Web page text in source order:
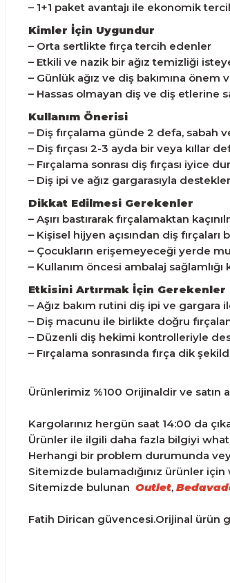
– 1+1 paket avantajı ile ekonomik
Kimler İçin Uygundur
– Orta sertlikte fırça tercih edenler
– Etkili ve nazik bir ağız temizliği
– Günlük ağız ve diş bakımına önem
– Hassas olmayan diş ve diş etlerine
Kullanım Önerisi
– Diş fırçalama günde 2 defa, sabah
– Diş fırçası 2-3 ayda bir veya kıllar
– Fırçalama sonrası diş fırçası iyice
– Diş ipi ve ağız gargarasıyla
Dikkat Edilmesi Gerekenler
– Aşırı bastırarak fırçalamaktan
– Kişisel hijyen açısından diş fırçaları
– Çocukların erişemeyeceği yerde
– Kullanım öncesi ambalaj
Etkisini Artırmak İçin Gerekenler
– Ağız bakım rutini diş ipi ve
– Diş macunu ile birlikte doğru
– Düzenli diş hekimi kontrolleriyle
– Fırçalama sonrasında fırça dik
Ürünlerimiz %100 Orijinaldir ve satın
Kargolarınız hergün saat 14:00 da
Ürünler ile ilgili daha fazla bilgiyi
Herhangi bir problem durumunda
Sitemizde bulamadığınız ürünler
Sitemizde bulunan Outlet,
Fatih Dirican güvencesi.Orijinal ürün